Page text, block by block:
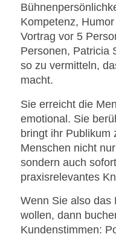
Kompetenz,
Vortrag vor 5
Personen, Patricia
so zu vermitteln,
macht.
Sie erreicht die
emotional. Sie
bringt ihr Publikum
Menschen nicht
sondern auch
praxisrelevantes
Wenn Sie also das
wollen, dann
Kundenstimmen: